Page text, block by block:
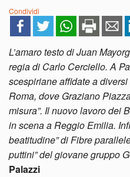
Condividi
L’amaro testo di Juan
regia di Carlo Cerciello. A
scespiriane affidate a
Roma, dove Graziano
misura”. Il nuovo lavoro dei
in scena a Reggio Emilia.
beatitudine” di Fibre
puttini” del giovane gruppo
Palazzi